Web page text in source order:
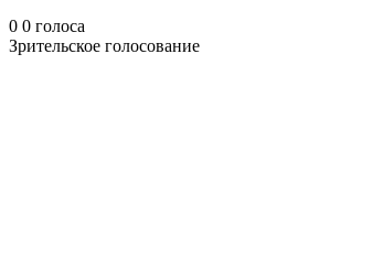
0 0 голоса
Зрительское голосование